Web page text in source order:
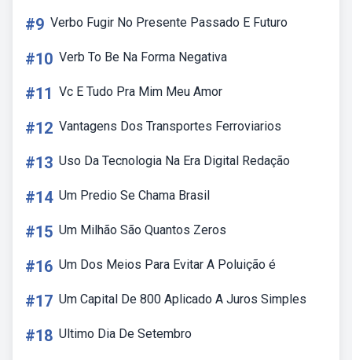
#9 Verbo Fugir No Presente Passado E Futuro
#10 Verb To Be Na Forma Negativa
#11 Vc E Tudo Pra Mim Meu Amor
#12 Vantagens Dos Transportes Ferroviarios
#13 Uso Da Tecnologia Na Era Digital Redação
#14 Um Predio Se Chama Brasil
#15 Um Milhão São Quantos Zeros
#16 Um Dos Meios Para Evitar A Poluição é
#17 Um Capital De 800 Aplicado A Juros Simples
#18 Ultimo Dia De Setembro